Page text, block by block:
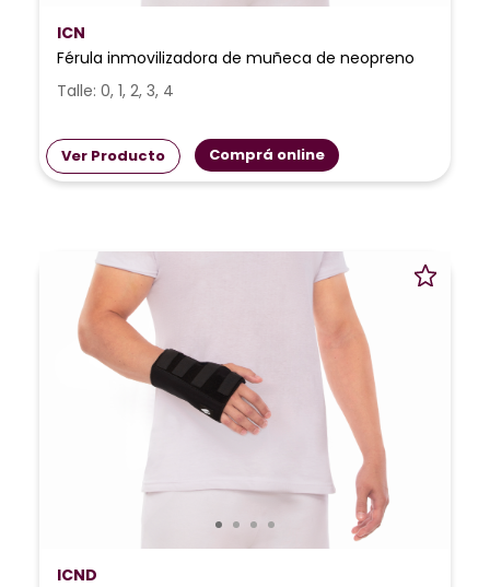
ICN
Férula inmovilizadora de muñeca de neopreno
Talle: 0, 1, 2, 3, 4
Ver Producto Comprá online
ICND